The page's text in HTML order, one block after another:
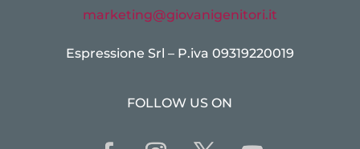
marketing@giovanigenitori.it
Espressione Srl – P.iva 09319220019
FOLLOW US ON